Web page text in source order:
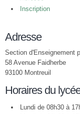
Inscription
Adresse
Section d'Enseignement
58 Avenue Faidherbe
93100 Montreuil
Horaires du
Lundi de 08h30 à